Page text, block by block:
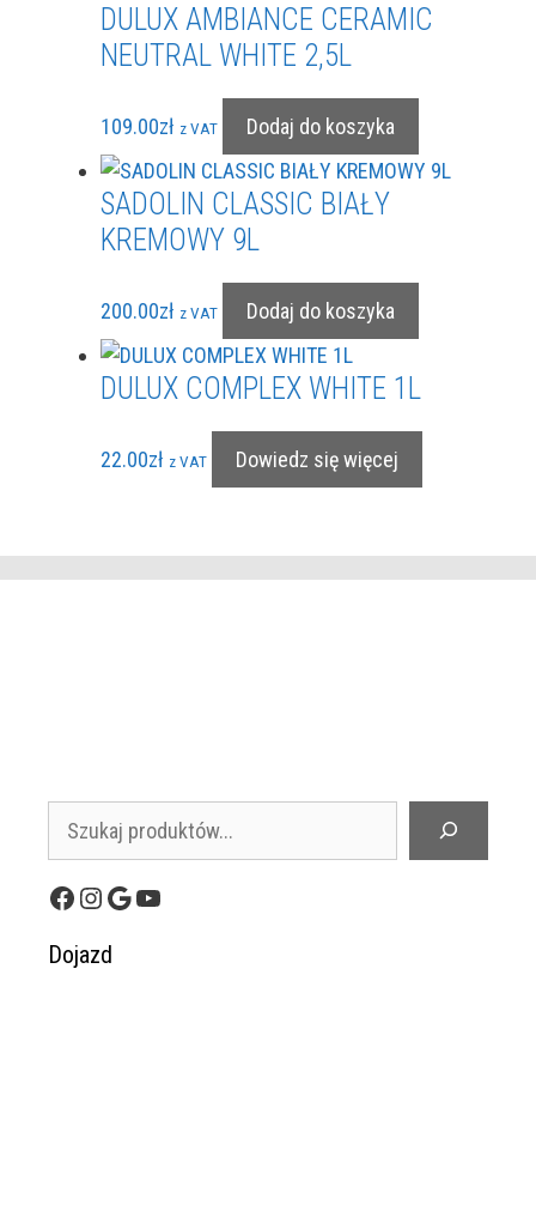
DULUX AMBIANCE CERAMIC
NEUTRAL WHITE 2,5L
109.00zł z VAT Dodaj do koszyka
SADOLIN CLASSIC BIAŁY
KREMOWY 9L
200.00zł z VAT Dodaj do koszyka
DULUX COMPLEX WHITE 1L
22.00zł z VAT Dowiedz się więcej
Facebook
Instagram
GoogleYouTube
Dojazd